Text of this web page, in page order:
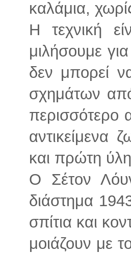
καλάμια,
Η τεχνική
μιλήσουμε
δεν μπορεί
σχημάτων από
περισσότερο
αντικείμενα
και πρώτη
Ο Σέτον
διάστημα
σπίτια και
μοιάζουν με